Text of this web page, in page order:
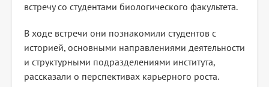
встречу со студентами биологического факультета.
В ходе встречи они познакомили студентов с
историей, основными направлениями деятельности
и структурными подразделениями института,
рассказали о перспективах карьерного роста.